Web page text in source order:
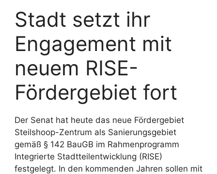
Stadt setzt ihr
Engagement mit
neuem RISE-
Fördergebiet fort
Der Senat hat heute das neue Fördergebiet
Steilshoop-Zentrum als Sanierungsgebiet
gemäß § 142 BauGB im Rahmenprogramm
Integrierte Stadtteilentwicklung (RISE)
festgelegt. In den kommenden Jahren sollen mit